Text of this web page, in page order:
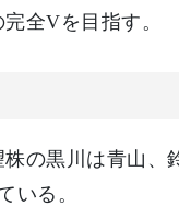
全Vを目指す。
の黒川は青山、
いる。